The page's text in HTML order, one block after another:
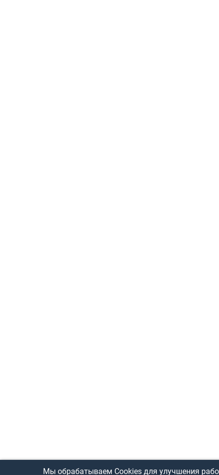
Мы обрабатываем Cookies для улучшения